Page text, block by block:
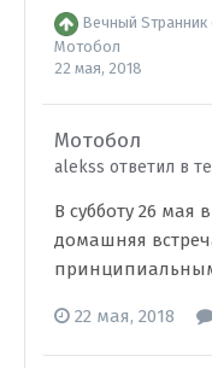
Вечный Sтранник
Мотобол
22 мая, 2018
Мотобол
alekss ответил в
В субботу 26 мая
домашняя
22 мая, 2018